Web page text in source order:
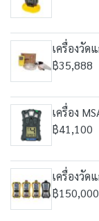
เครื่องวัด
฿35,888
เครื่อง
฿41,100
เครื่องวัด
฿150,000